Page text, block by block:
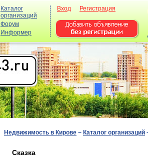
Каталог
организаций
Форум
Информер
Вход Регистрация
Недвижимость в Кирове − Каталог организаций
Сказка